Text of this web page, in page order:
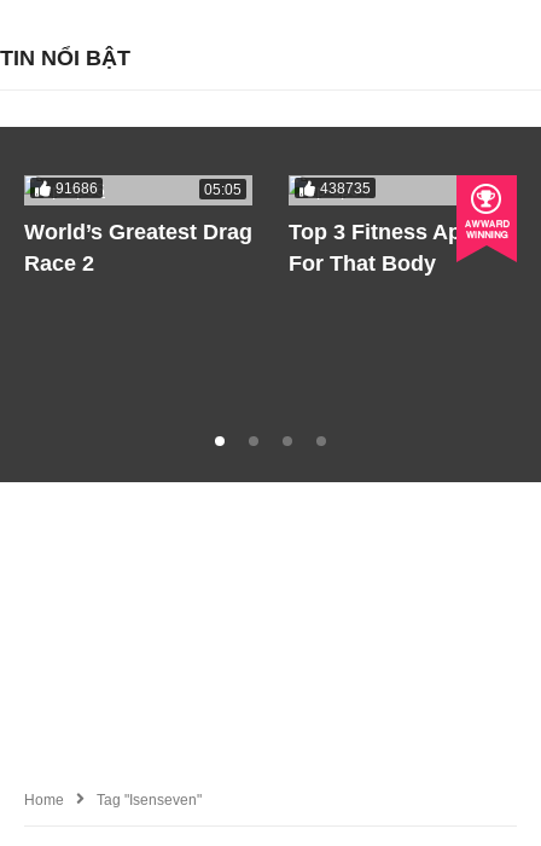
TIN NỔI BẬT
91686 05:05
World’s Greatest Drag
Race 2
438735 05:05
Top 3 Fitness Apps
For That Body
Home Tag "Isenseven"